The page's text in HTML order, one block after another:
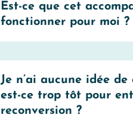
Est-ce que cet
fonctionner pour moi ?
Je n’ai aucune idée
est-ce trop tôt pour
reconversion ?